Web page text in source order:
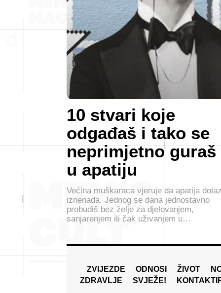
10 stvari koje
odgađaš i tako se
neprimjetno guraš
u apatiju
Većina muškaraca vjeruje da apatija
iznenada. Jednog se dana jednostavno
probudiš bez želje za djelovanjem,
sanjarenjem ili čak uživanjem u…
ZVIJEZDE ODNOSI ŽIVOT
ZDRAVLJE
SVJEŽE!